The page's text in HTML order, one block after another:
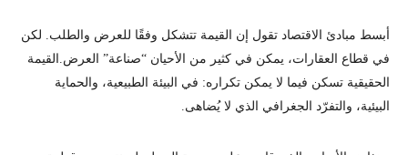
أبسط مبادئ الاقتصاد تقول إن القيمة تتشكل وفقًا للعرض والطلب. لكن
في قطاع العقارات، يمكن في كثير من الأحيان “صناعة” العرض.القيمة
الحقيقية تسكن فيما لا يمكن تكراره: في البيئة الطبيعية، والحماية
البيئية، والتفرّد الجغرافي الذي لا يُضاهى.